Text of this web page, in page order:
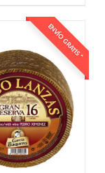
ENVÍO GRATIS *